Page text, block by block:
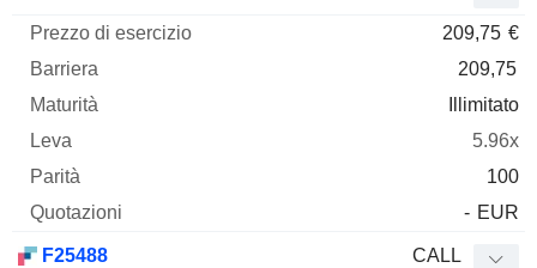
209,75 €
209,75
Illimitato
5.96x
100
- EUR
F25488 CALL